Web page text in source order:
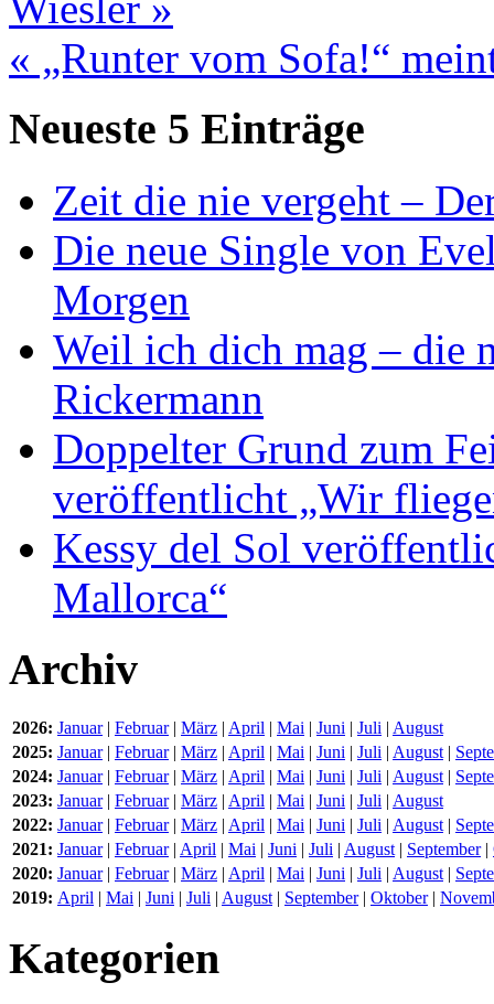
« „Runter vom Sofa!“
Neueste 5 Einträge
Zeit die nie vergeht –
Die neue Single von
Morgen
Weil ich dich mag – die
Rickermann
Doppelter Grund zum
veröffentlicht „Wir
Kessy del Sol
Mallorca“
Archiv
2026: Januar| Februar| März | April | Mai | Juni | Juli | August
2025: Januar| Februar| März | April | Mai | Juni | Juli | August|
2024: Januar| Februar| März | April | Mai | Juni | Juli | August|
2023: Januar| Februar| März | April | Mai | Juni | Juli | August
2022: Januar| Februar| März | April | Mai | Juni | Juli | August|
2021: Januar| Februar| April | Mai | Juni | Juli | August| September|
2020: Januar| Februar| März | April | Mai | Juni | Juli | August|
2019: April | Mai | Juni | Juli | August| September| Oktober|
Kategorien